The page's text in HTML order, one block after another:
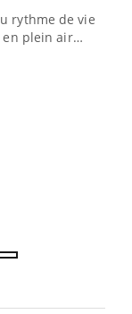
rythme de vie !
en plein air…